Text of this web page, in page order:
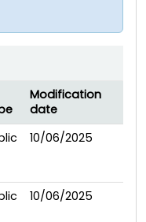
Modification
date
10/06/2025
10/06/2025